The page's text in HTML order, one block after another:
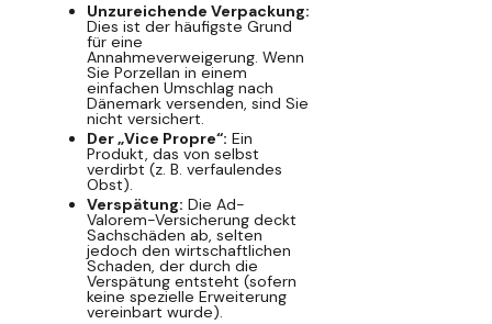
Unzureichende Verpackung:
Dies ist der häufigste Grund
für eine
Annahmeverweigerung. Wenn
Sie Porzellan in einem
einfachen Umschlag nach
Dänemark versenden, sind Sie
nicht versichert.
Der „Vice Propre“: Ein
Produkt, das von selbst
verdirbt (z. B. verfaulendes
Obst).
Verspätung: Die Ad-
Valorem-Versicherung deckt
Sachschäden ab, selten
jedoch den wirtschaftlichen
Schaden, der durch die
Verspätung entsteht (sofern
keine spezielle Erweiterung
vereinbart wurde).